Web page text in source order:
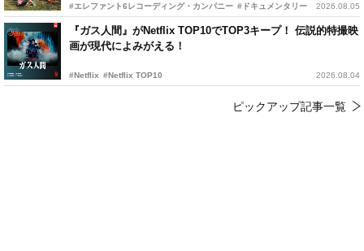
#エレファント6レコーディング・カンパニー #ドキュメンタリー 2026.08.05
『ガス人間』がNetflix TOP10でTOP3キープ！ 伝説的特撮映
画が現代によみがえる！
#Netflix #Netflix TOP10 2026.08.04
ピックアップ記事一覧